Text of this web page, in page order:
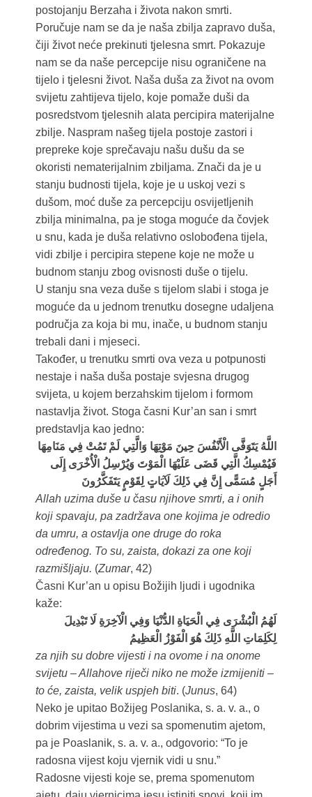
postojanju Berzaha i života nakon smrti.
Poručuje nam se da je naša zbilja zapravo duša,
čiji život neće prekinuti tjelesna smrt. Pokazuje
nam se da naše percepcije nisu ograničene na
tijelo i tjelesni život. Naša duša za život na ovom
svijetu zahtijeva tijelo, koje pomaže duši da
posredstvom tjelesnih alata percipira materijalne
zbilje. Naspram našeg tijela postoje zastori i
prepreke koje sprečavaju našu dušu da se
okoristi nematerijalnim zbiljama. Znači da je u
stanju budnosti tijela, koje je u uskoj vezi s
dušom, moć duše za percepciju osvijetljenih
zbilja minimalna, pa je stoga moguće da čovjek
u snu, kada je duša relativno oslobođena tijela,
vidi zbilje i percipira stepene koje ne može u
budnom stanju zbog ovisnosti duše o tijelu.
U stanju sna veza duše s tijelom slabi i stoga je
moguće da u jednom trenutku dosegne udaljena
područja za koja bi mu, inače, u budnom stanju
trebali dani i mjeseci.
Također, u trenutku smrti ova veza u potpunosti
nestaje i naša duša postaje svjesna drugog
svijeta, u kojem berzahskim tijelom i formom
nastavlja život. Stoga časni Kur’an san i smrt
predstavlja kao jedno:
اللَّهُ يَتَوَفَّى الْأَنْفُسَ حِينَ مَوْتِهَا وَالَّتِي لَمْ تَمُتْ فِي مَنَامِهَا
فَيُمْسِكُ الَّتِي قَضَى عَلَيْهَا الْمَوْتَ وَيُرْسِلُ الْأُخْرَى إِلَى
أَجَلٍ مُسَمًّى إِنَّ فِي ذَلِكَ لَآيَاتٍ لِقَوْمٍ يَتَفَكَّرُونَ
Allah uzima duše u času njihove smrti, a i onih
koji spavaju, pa zadržava one kojima je odredio
da umru, a ostavlja one druge do roka
određenog. To su, zaista, dokazi za one koji
razmišljaju. (Zumar, 42)
Časni Kur’an u opisu Božijih ljudi i ugodnika
kaže:
لَهُمُ الْبُشْرَى فِي الْحَيَاةِ الدُّنْيَا وَفِي الْآخِرَةِ لَا تَبْدِيلَ
لِكَلِمَاتِ اللَّهِ ذَلِكَ هُوَ الْفَوْزُ الْعَظِيمُ
za njih su dobre vijesti i na ovome i na onome
svijetu – Allahove riječi niko ne može izmijeniti –
to će, zaista, velik uspjeh biti. (Junus, 64)
Neko je upitao Božijeg Poslanika, s. a. v. a., o
dobrim vijestima u vezi sa spomenutim ajetom,
pa je Poaslanik, s. a. v. a., odgovorio: “To je
radosna vijest koju vjernik vidi u snu.”
Radosne vijesti koje se, prema spomenutom